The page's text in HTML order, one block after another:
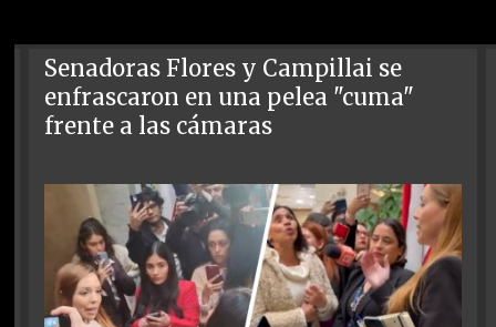
Senadoras Flores y Campillai se
enfrascaron en una pelea "cuma"
frente a las cámaras